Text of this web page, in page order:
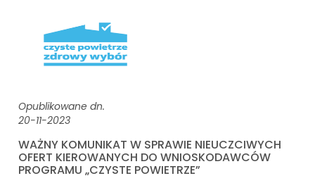
Opublikowane dn.
20-11-2023
WAŻNY KOMUNIKAT W SPRAWIE NIEUCZCIWYCH
OFERT KIEROWANYCH DO WNIOSKODAWCÓW
PROGRAMU „CZYSTE POWIETRZE”